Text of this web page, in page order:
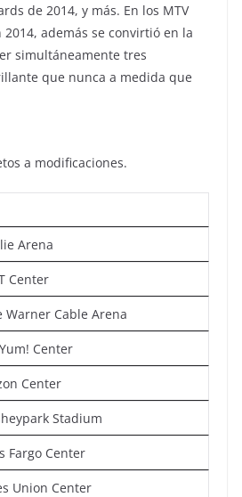
de 2014, y más. En los MTV
2014, además se convirtió en la
simultáneamente tres
que nunca a medida que
a modificaciones.
Arena
Center
Warner Cable Arena
Center
Center
Stadium
Fargo Center
Union Center